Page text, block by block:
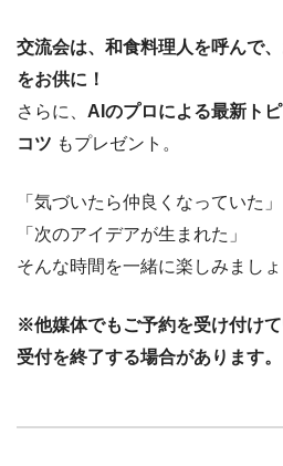
交流会は、和食料理人を呼んで
をお供に！
さらに、 AIのプロによる最新ト
コツ もプレゼント。
「気づいたら仲良くなっていた」
「次のアイデアが生まれた」
そんな時間を一緒に楽しみましょ
※他媒体でもご予約を受け付け
受付を終了する場合があります。